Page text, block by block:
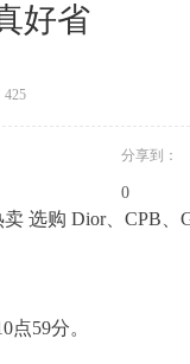
好省
425
分享到：
0
选购 Dior、CPB、
点59分。